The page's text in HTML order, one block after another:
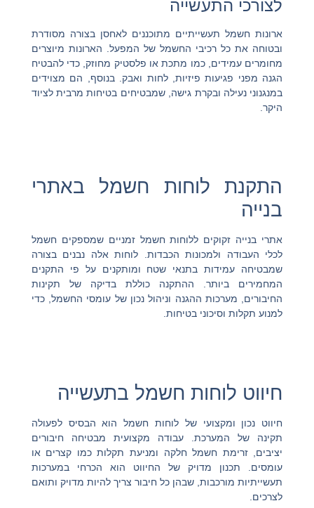
לצורכי התעשייה
ארונות חשמל תעשייתיים מתוכננים לאחסן בצורה מסודרת
ובטוחה את כל רכיבי החשמל של המפעל. הארונות מיוצרים
מחומרים עמידים, כמו מתכת או פלסטיק מחוזק, כדי להבטיח
הגנה מפני פגיעות פיזיות, לחות ואבק. בנוסף, הם מצוידים
במנגנוני נעילה ובקרת גישה, שמבטיחים בטיחות מרבית לציוד
היקר.
התקנת לוחות חשמל באתרי
בנייה
אתרי בנייה זקוקים ללוחות חשמל זמניים שמספקים חשמל
לכלי העבודה ולמכונות הכבדות. לוחות אלה נבנים בצורה
שמבטיחה עמידות בתנאי שטח ומותקנים על פי התקנים
המחמירים ביותר. ההתקנה כוללת בדיקה של תקינות
החיבורים, מערכות ההגנה וניהול נכון של עומסי החשמל, כדי
למנוע תקלות וסיכוני בטיחות.
חיווט לוחות חשמל בתעשייה
חיווט נכון ומקצועי של לוחות חשמל הוא הבסיס לפעולה
תקינה של המערכת. עבודה מקצועית מבטיחה חיבורים
יציבים, זרימת חשמל חלקה ומניעת תקלות כמו קצרים או
עומסים. תכנון מדויק של החיווט הוא הכרחי במערכות
תעשייתיות מורכבות, שבהן כל חיבור צריך להיות מדויק ותואם
לצרכים.